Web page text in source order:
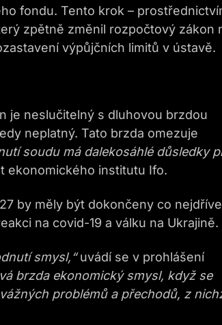
fondu. Tento krok –
zpětně změnil rozpočtový zákon
výpůjčních limitů v ústavě.
je neslučitelný s dluhovou brzdou
neplatný. Tato brzda omezuje
soudu má dalekosáhlé důsledky
ekonomického institutu Ifo.
by měly být dokončeny co
na covid-19 a válku na Ukrajině.
smysl,“uvádí se v prohlášení
brzda ekonomický smysl, když se
problémů a přechodů, z